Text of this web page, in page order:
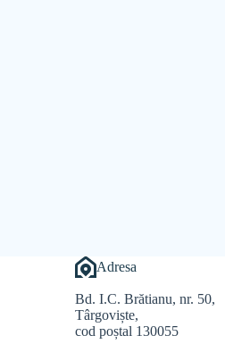
Adresa
Bd. I.C. Brătianu, nr. 50,
Târgoviște,
cod poștal 130055